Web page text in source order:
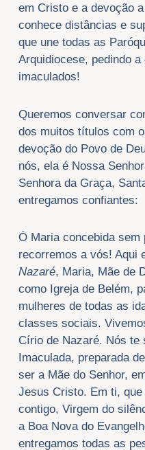
em Cristo e a devoção
conhece distâncias e
que une todas as
Arquidiocese, pedindo
imaculados!
Queremos conversar
dos muitos títulos com
devoção do Povo de
nós, ela é Nossa
Senhora da Graça,
entregamos confiantes:
Ó Maria concebida sem
recorremos a vós! Aqui
Nazaré, Maria, Mãe de
como Igreja de Belém,
mulheres de todas as
classes sociais.
Círio de Nazaré. Nós te
Imaculada, preparada
ser a Mãe do Senhor,
Jesus Cristo. Em ti,
contigo, Virgem do
a Boa Nova do
entregamos todas as